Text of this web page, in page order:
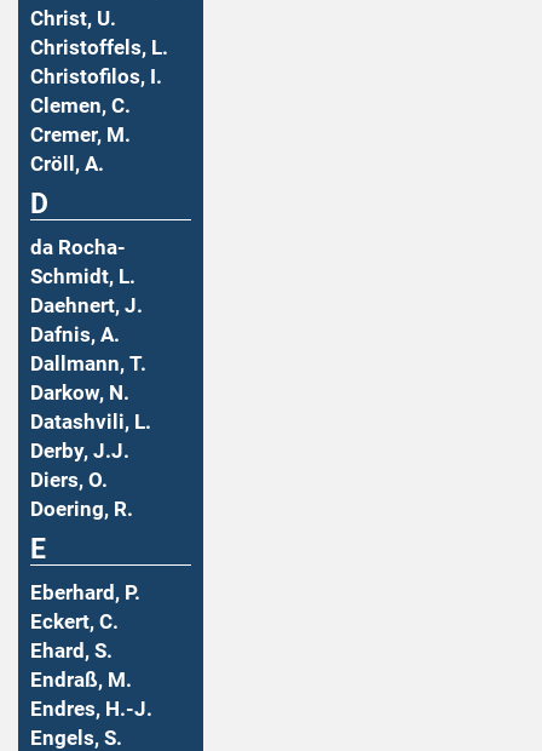
Christ, U.
Christoffels, L.
Christofilos, I.
Clemen, C.
Cremer, M.
Cröll, A.
D
da Rocha-
Schmidt, L.
Daehnert, J.
Dafnis, A.
Dallmann, T.
Darkow, N.
Datashvili, L.
Derby, J.J.
Diers, O.
Doering, R.
E
Eberhard, P.
Eckert, C.
Ehard, S.
Endraß, M.
Endres, H.-J.
Engels, S.